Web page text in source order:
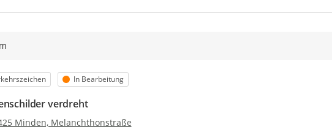
Status
In Bearbeitung
verdreht
Minden, Melanchthonstraße